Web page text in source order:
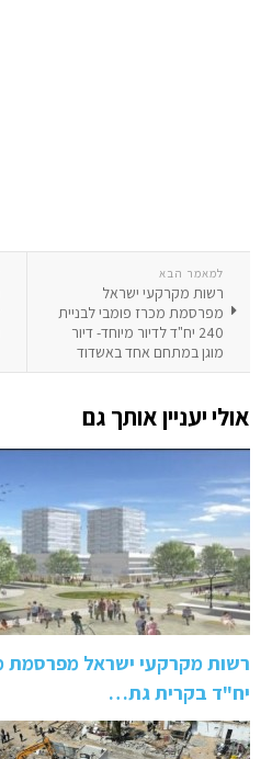
למאמר הבא
רשות מקרקעי ישראל
מפרסמת מכרז פומבי לבניית
240 יח"ד לדיור מיוחד- דיור
מוגן במתחם אחד באשדוד
אולי יעניין אותך גם
יח"ד בקרית גת…